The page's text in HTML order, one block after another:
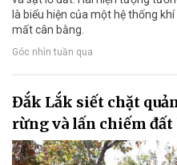
là biểu hiện của một hệ thống
mất cân bằng.
Góc nhìn tuần qua
Đắk Lắk siết chặt
rừng và lấn chiếm